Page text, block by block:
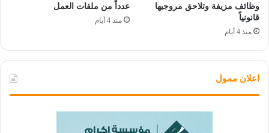
وظائف مزيفة وتلاحق مروجيها
قانونياً
منذ 4 أيام
عدداً من ملفات العمل
منذ 4 أيام
اعلان ممول